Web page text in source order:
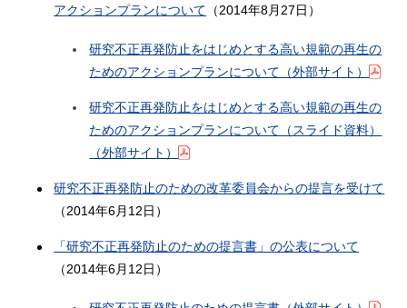
アクションプランについて （2014年8月27日）
研究不正再発防止をはじめとする高い規範の再生の
ためのアクションプランについて（外部サイト）
研究不正再発防止をはじめとする高い規範の再生の
ためのアクションプランについて（スライド資料）
（外部サイト）
研究不正再発防止のための改革委員会からの提言を受けて
（2014年6月12日）
「研究不正再発防止のための提言書」の公表について
（2014年6月12日）